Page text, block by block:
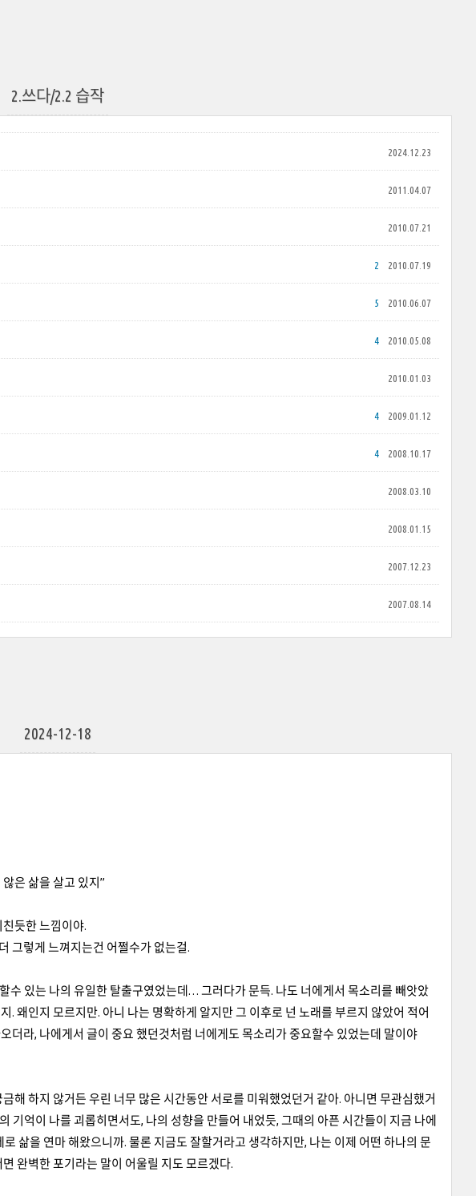
2.쓰다/2.2 습작
2024.12.23
2011.04.07
2010.07.21
2010.07.19
2
2010.06.07
5
2010.05.08
4
2010.01.03
2009.01.12
4
2008.10.17
4
2008.03.10
2008.01.15
2007.12.23
2007.08.14
2024-12-18
은 삶을 살고 있지”
듯한 느낌이야.
그렇게 느껴지는건 어쩔수가 없는걸.
수 있는 나의 유일한 탈출구였었는데… 그러다가 문득. 나도 너에게서 목소리를 빼앗았
왜인지 모르지만. 아니 나는 명확하게 알지만 그 이후로 넌 노래를 부르지 않았어 적어
더라, 나에게서 글이 중요 했던것처럼 너에게도 목소리가 중요할수 있었는데 말이야
해 하지 않거든 우린 너무 많은 시간동안 서로를 미워했었던거 같아. 아니면 무관심했거
기억이 나를 괴롭히면서도, 나의 성향을 만들어 내었듯, 그때의 아픈 시간들이 지금 나에
삶을 연마 해왔으니까. 물론 지금도 잘할거라고 생각하지만, 나는 이제 어떤 하나의 문
완벽한 포기라는 말이 어울릴 지도 모르겠다.